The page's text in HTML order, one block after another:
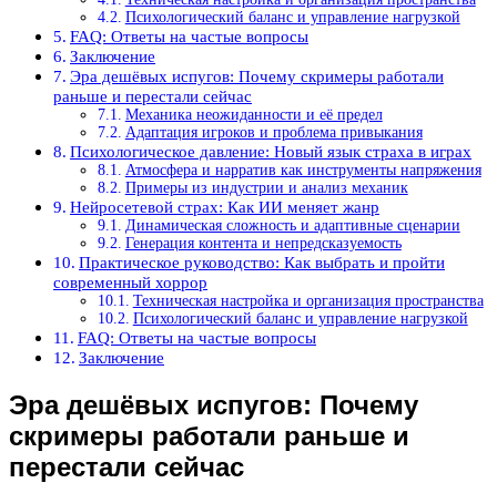
Психологический баланс и управление нагрузкой
FAQ: Ответы на частые вопросы
Заключение
Эра дешёвых испугов: Почему скримеры работали
раньше и перестали сейчас
Механика неожиданности и её предел
Адаптация игроков и проблема привыкания
Психологическое давление: Новый язык страха в играх
Атмосфера и нарратив как инструменты напряжения
Примеры из индустрии и анализ механик
Нейросетевой страх: Как ИИ меняет жанр
Динамическая сложность и адаптивные сценарии
Генерация контента и непредсказуемость
Практическое руководство: Как выбрать и пройти
современный хоррор
Техническая настройка и организация пространства
Психологический баланс и управление нагрузкой
FAQ: Ответы на частые вопросы
Заключение
Эра дешёвых испугов: Почему
скримеры работали раньше и
перестали сейчас